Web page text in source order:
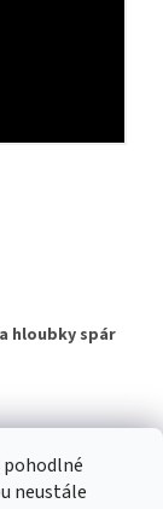
pohodlné
neustále
hloubky spár